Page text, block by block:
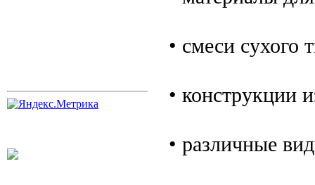
• смеси сухого
• конструкции
• различные